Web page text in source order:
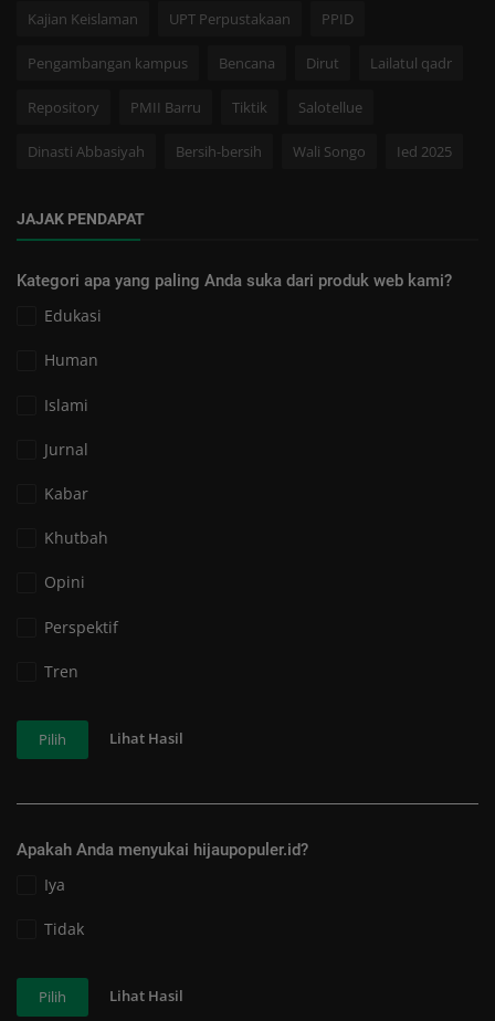
Kajian Keislaman UPT Perpustakaan PPID
Pengambangan kampus Bencana Dirut Lailatul qadr
Repository PMII Barru Tiktik Salotellue
Dinasti Abbasiyah Bersih-bersih Wali Songo Ied 2025
JAJAK PENDAPAT
Kategori apa yang paling Anda suka dari produk web kami?
Edukasi
Human
Islami
Jurnal
Kabar
Khutbah
Opini
Perspektif
Tren
Pilih Lihat Hasil
Apakah Anda menyukai hijaupopuler.id?
Iya
Tidak
Pilih Lihat Hasil